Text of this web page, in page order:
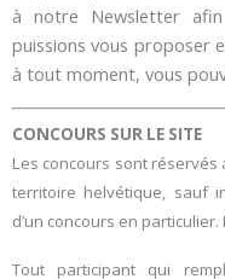
à notre Newsletter
puissions vous proposer
à tout moment, vous
CONCOURS SUR LE SITE
Les concours sont
territoire helvétique, sauf
d’un concours en
Tout participant qui